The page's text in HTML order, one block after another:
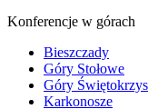
Konferencje w górach
Bieszczady
Góry Stołowe
Góry
Karkonosze